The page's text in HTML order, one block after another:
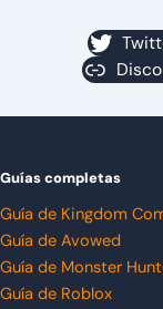
Guías completas
Guía de Kingdom
Guía de Avowed
Guía de Monster
Guía de Roblox